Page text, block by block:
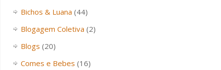
Bichos & Luana (44)
Blogagem Coletiva (2)
Blogs (20)
Comes e Bebes (16)